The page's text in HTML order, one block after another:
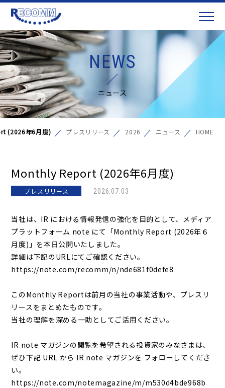
NEWS
ニュース
HOME
ニュース
2026
プレスリリース
(2026年6月度)
Monthly Report (2026年6月度)
プレスリリース 2026.07.03
当社は、IR における情報発信の強化を目的として、メディア
プラットフォーム note にて「Monthly Report (2026年６
月度)」を本日公開いたしました。
詳細は下記のURLにてご確認ください。
https://note.com/recomm/n/nde681f0defe8
このMonthly Reportは前月の当社の事業活動や、プレスリ
リースをまとめたものです。
当社の理解を深める一助としてご活用ください。
IR note マガジンの閲覧を希望される投資家のみなさまは、
ぜひ下記 URL から IR note マガジンを フォローしてくださ
い。
https://note.com/notemagazine/m/m530d4bde968b